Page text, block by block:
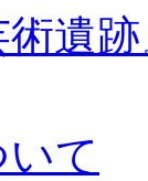
術遺
て